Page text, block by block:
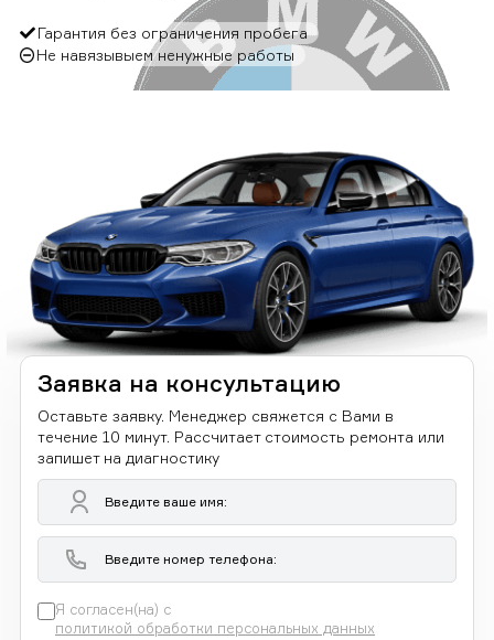
Гарантия без ограничения пробега
Не навязывыем ненужные работы
Заявка на консультацию
Оставьте заявку. Менеджер свяжется с Вами в
течение 10 минут. Рассчитает стоимость ремонта или
запишет на диагностику
Я согласен(на) с
политикой обработки персональных данных